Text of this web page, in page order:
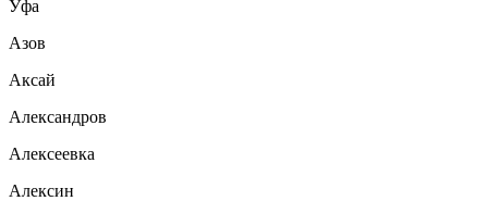
Уфа
Азов
Аксай
Александров
Алексеевка
Алексин